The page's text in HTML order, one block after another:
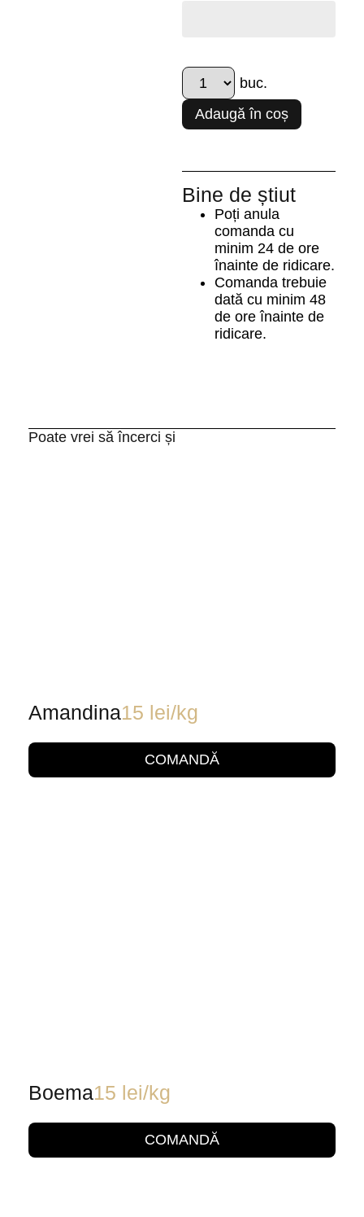
Adaugă în coș
Bine de știut
Poți anula
comanda cu
minim 24 de ore
înainte de ridicare.
Comanda trebuie
dată cu minim 48
de ore înainte de
ridicare.
Poate vrei să încerci și
Amandina15 lei/kg
COMANDĂ
Boema15 lei/kg
COMANDĂ